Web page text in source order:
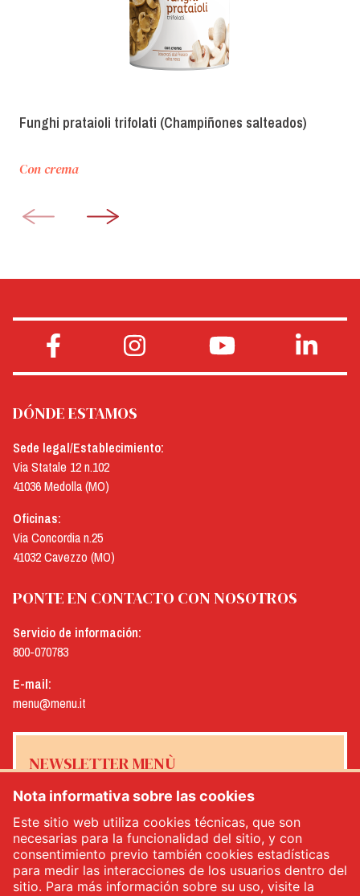
Funghi prataioli trifolati (Champiñones salteados)
Con crema
DÓNDE ESTAMOS
Sede legal/Establecimiento:
Via Statale 12 n.102
41036 Medolla (MO)
Oficinas:
Via Concordia n.25
41032 Cavezzo (MO)
PONTE EN CONTACTO CON NOSOTROS
Servicio de información:
800-070783
E-mail:
menu@menu.it
NEWSLETTER MENÙ
Sí, me gustaría recibir el boletín de noticias de Menù*
INSCRÍBETE
Nota informativa sobre las cookies
Este sitio web utiliza cookies técnicas, que son
necesarias para la funcionalidad del sitio, y con
consentimiento previo también cookies estadísticas
para medir las interacciones de los usuarios dentro del
sitio. Para más información sobre su uso, visite la